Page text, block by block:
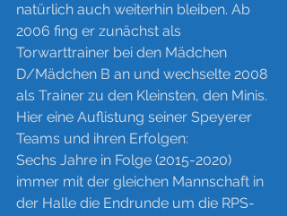
natürlich auch weiterhin bleiben. Ab
2006 fing er zunächst als
Torwarttrainer bei den Mädchen
D/Mädchen B an und wechselte 2008
als Trainer zu den Kleinsten, den Minis.
Hier eine Auflistung seiner Speyerer
Teams und ihren Erfolgen:
Sechs Jahre in Folge (2015-2020)
immer mit der gleichen Mannschaft in
der Halle die Endrunde um die RPS-